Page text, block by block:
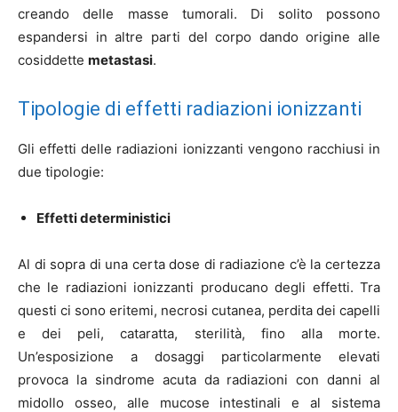
creando delle masse tumorali. Di solito possono
espandersi in altre parti del corpo dando origine alle
cosiddette metastasi.
Tipologie di effetti radiazioni ionizzanti
Gli effetti delle radiazioni ionizzanti vengono racchiusi in
due tipologie:
Effetti deterministici
Al di sopra di una certa dose di radiazione c’è la certezza
che le radiazioni ionizzanti producano degli effetti. Tra
questi ci sono eritemi, necrosi cutanea, perdita dei capelli
e dei peli, cataratta, sterilità, fino alla morte.
Un’esposizione a dosaggi particolarmente elevati
provoca la sindrome acuta da radiazioni con danni al
midollo osseo, alle mucose intestinali e al sistema